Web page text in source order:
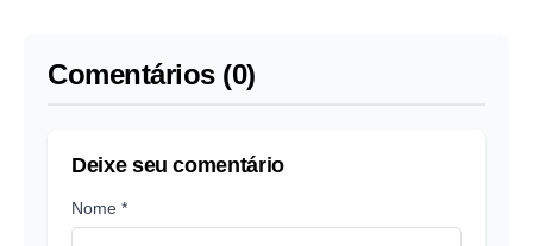
Comentários (0)
Deixe seu comentário
Nome *